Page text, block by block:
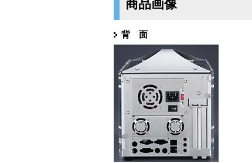
商品画像
背 面